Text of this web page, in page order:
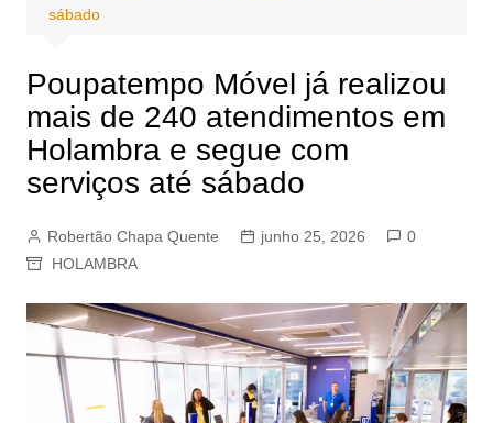
sábado
Poupatempo Móvel já realizou
mais de 240 atendimentos em
Holambra e segue com
serviços até sábado
Robertão Chapa Quente junho 25, 2026
0
HOLAMBRA